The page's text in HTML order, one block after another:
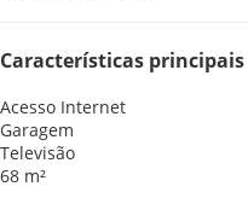
Características principais
Acesso Internet
Garagem
Televisão
68 m²